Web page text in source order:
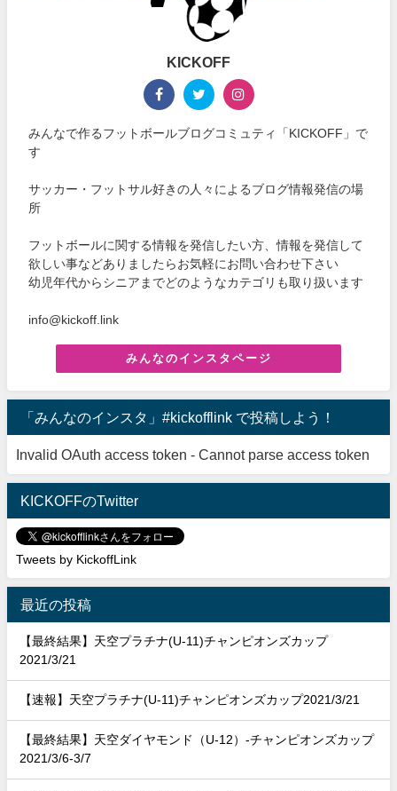
KICKOFF
みんなで作るフットボールブログコミュティ「KICKOFF」で
す
サッカー・フットサル好きの人々によるブログ情報発信の場
所
フットボールに関する情報を発信したい方、情報を発信して
欲しい事などありましたらお気軽にお問い合わせ下さい
幼児年代からシニアまでどのようなカテゴリも取り扱います
info@kickoff.link
みんなのインスタページ
「みんなのインスタ」#kickofflink で投稿しよう！
Invalid OAuth access token - Cannot parse access token
KICKOFFのTwitter
Tweets by KickoffLink
最近の投稿
【最終結果】天空プラチナ(U-11)チャンピオンズカップ
2021/3/21
【速報】天空プラチナ(U-11)チャンピオンズカップ2021/3/21
【最終結果】天空ダイヤモンド（U-12）-チャンピオンズカップ
2021/3/6-3/7